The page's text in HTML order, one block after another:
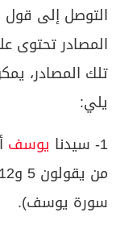
التوصل إلى
المصادر تحتوى
تلك المصادر،
يلي:
1- سيدنا
يوسف
سورة يوسف).